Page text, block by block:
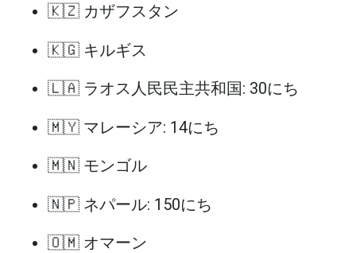
🇰🇿 カザフスタン
🇰🇬 キルギス
🇱🇦 ラオス人民民主共和国: 30にち
🇲🇾 マレーシア: 14にち
🇲🇳 モンゴル
🇳🇵 ネパール: 150にち
🇴🇲 オマーン